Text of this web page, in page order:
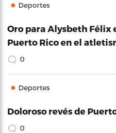
Deportes
Oro para Alysbeth Félix
Puerto Rico en el
0
Deportes
Doloroso revés de
0